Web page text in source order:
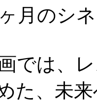
月のシ
では、
た、未